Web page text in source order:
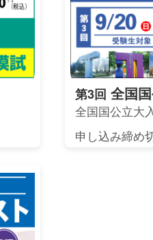
第3回 全国
全国国公立大
申し込み締め